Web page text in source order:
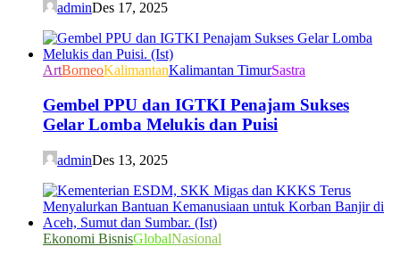
adminDes 17, 2025
ArtBorneoKalimantanKalimantan TimurSastra
Gembel PPU dan IGTKI Penajam Sukses
Gelar Lomba Melukis dan Puisi
adminDes 13, 2025
Ekonomi BisnisGlobalNasional